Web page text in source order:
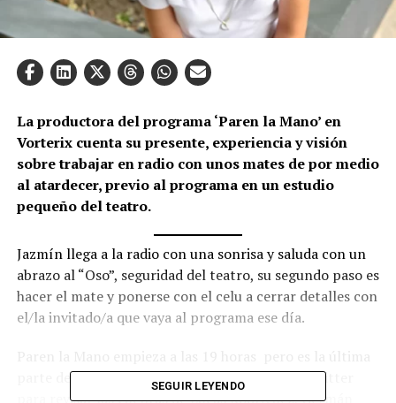
La productora del programa ‘Paren la Mano’ en
Vorterix cuenta su presente, experiencia y visión
sobre trabajar en radio con unos mates de por medio
al atardecer, previo al programa en un estudio
pequeño del teatro.
Jazmín llega a la radio con una sonrisa y saluda con un
abrazo al “Oso”, seguridad del teatro, su segundo paso es
hacer el mate y ponerse con el celu a cerrar detalles con
el/la invitado/a que vaya al programa ese día.
parte de su trabajo. Jaz se levanta y entra en Twitter
para revisar las cuentas de Lucas Rodriguez, Germán
SEGUIR LEYENDO